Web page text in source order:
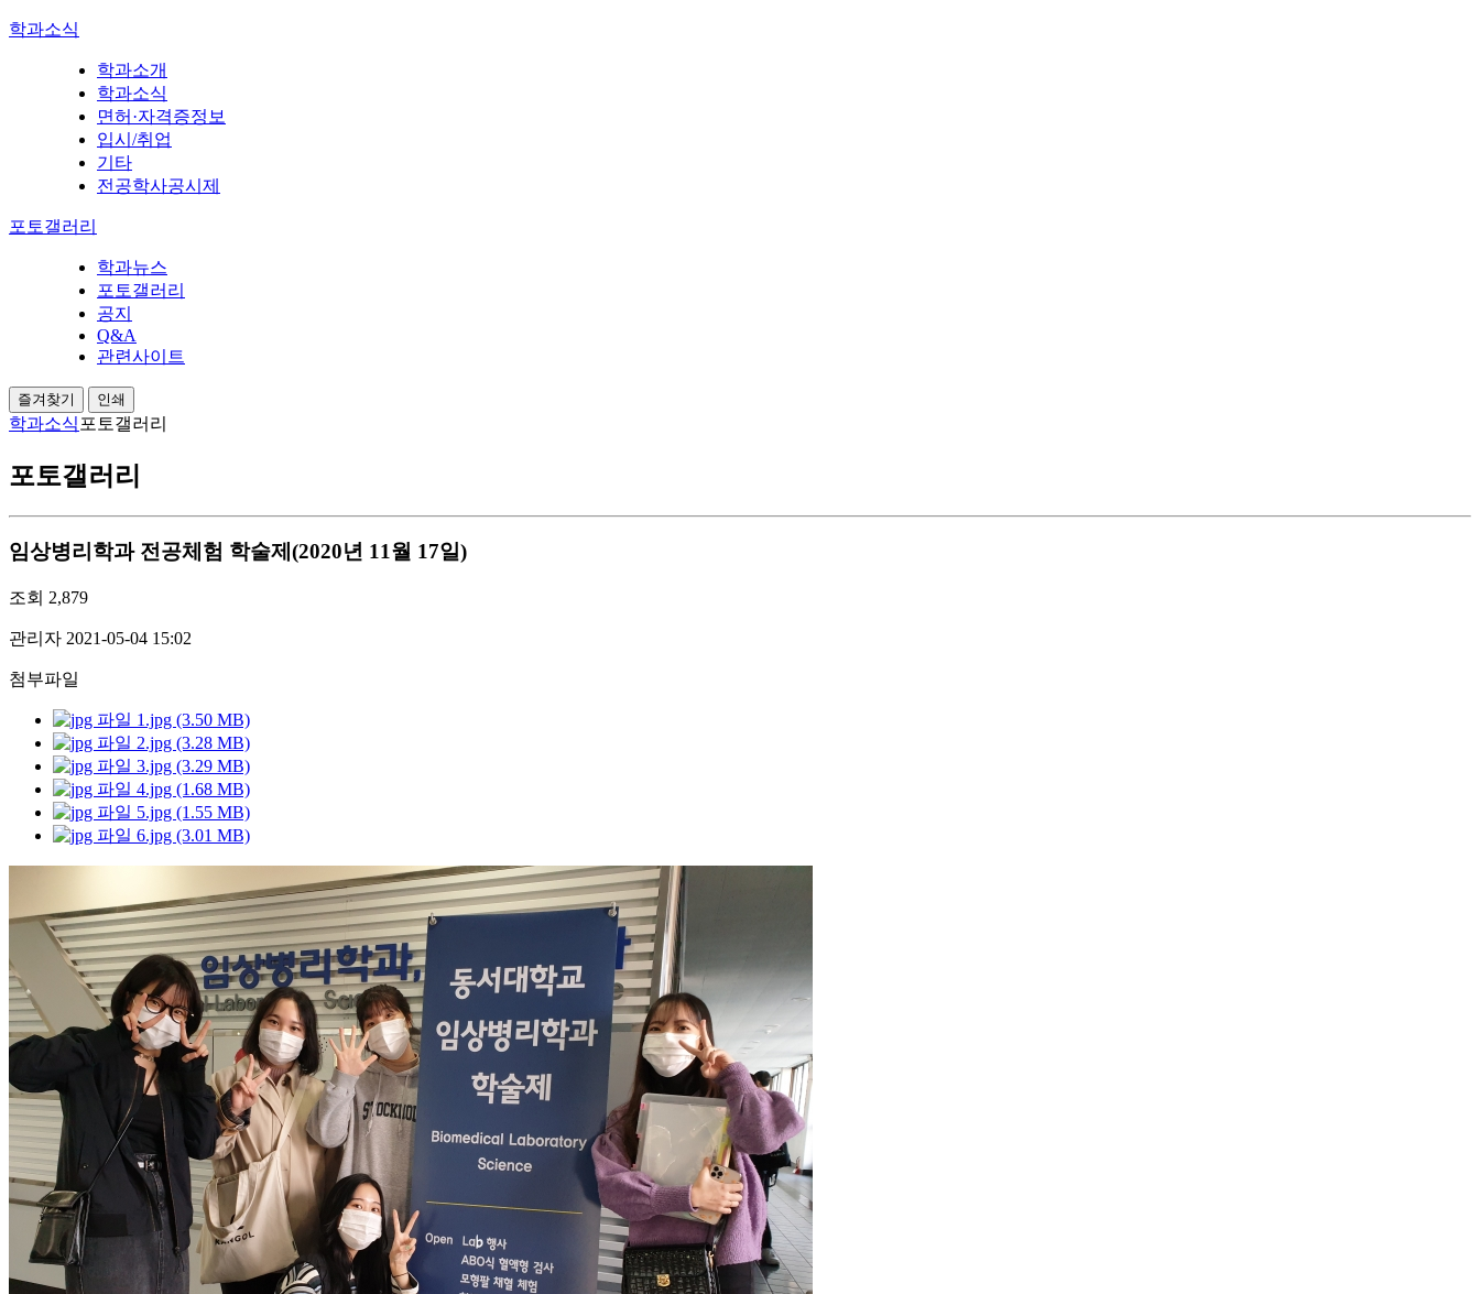
학과소식
학과소개
학과소식
면허·자격증정보
입시/취업
기타
전공학사공시제
포토갤러리
학과뉴스
포토갤러리
공지
Q&A
관련사이트
즐겨찾기 인쇄
학과소식 포토갤러리
포토갤러리
임상병리학과 전공체험 학술제(2020년 11월 17일)
조회 2,879
관리자 2021-05-04 15:02
첨부파일
1.jpg (3.50 MB)
2.jpg (3.28 MB)
3.jpg (3.29 MB)
4.jpg (1.68 MB)
5.jpg (1.55 MB)
6.jpg (3.01 MB)